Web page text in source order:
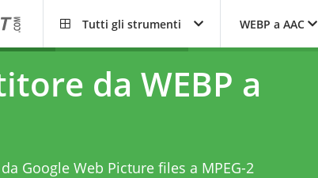
Tutti gli strumenti WEBP a AAC
da WEBP a
Google Web Picture files a MPEG-2